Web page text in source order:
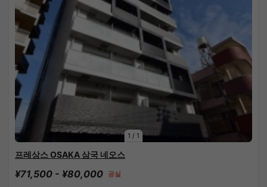
1 / 1
프레상스 OSAKA 삼국 네오스
¥71,500 - ¥80,000 공실